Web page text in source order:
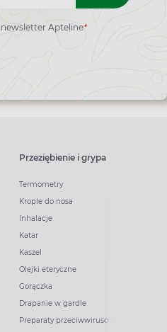
Apteline*
Przeziębienie i grypa
Termometry
Krople do nosa
Inhalacje
Katar
Kaszel
Olejki eteryczne
Gorączka
Drapanie w gardle
Preparaty przeciwwirusowe